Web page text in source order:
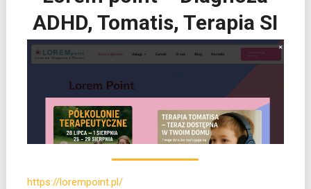
ADHD, Tomatis, Terapia SI
https://lorempoint.pl/